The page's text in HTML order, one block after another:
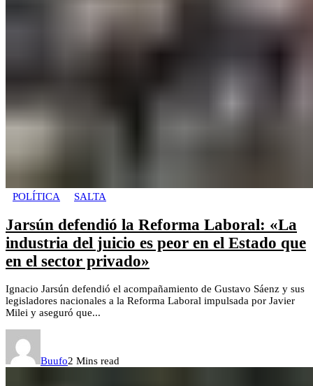
POLÍTICA SALTA
Jarsún defendió la Reforma Laboral: «La
industria del juicio es peor en el Estado que
en el sector privado»
Ignacio Jarsún defendió el acompañamiento de Gustavo Sáenz y sus
legisladores nacionales a la Reforma Laboral impulsada por Javier
Milei y aseguró que...
Buufo2 Mins read